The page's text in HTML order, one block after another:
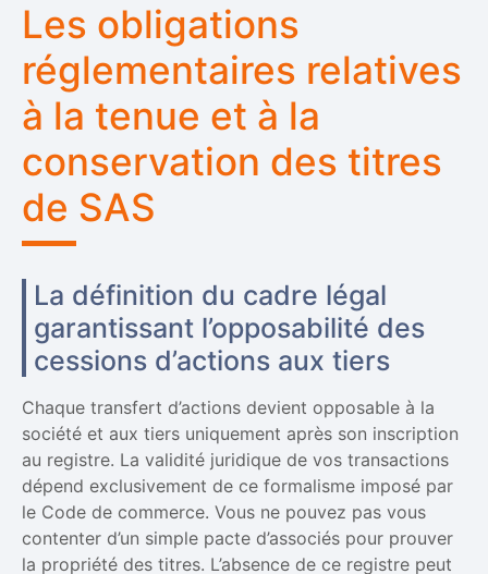
Les obligations
réglementaires relatives
à la tenue et à la
conservation des titres
de SAS
La définition du cadre légal
garantissant l’opposabilité des
cessions d’actions aux tiers
Chaque transfert d’actions devient opposable à la
société et aux tiers uniquement après son inscription
au registre. La validité juridique de vos transactions
dépend exclusivement de ce formalisme imposé par
le Code de commerce. Vous ne pouvez pas vous
contenter d’un simple pacte d’associés pour prouver
la propriété des titres. L’absence de ce registre peut